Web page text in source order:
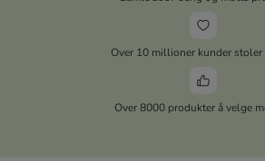
Over 10 millioner kunder stoler
Over 8000 produkter å velge